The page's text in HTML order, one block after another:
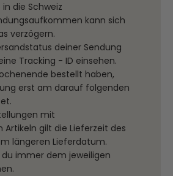
die Schweiz
kann sich
verzögern.
deiner Sendung
Tracking - ID einsehen.
bestellt haben,
erst am darauf folgenden
mit
gilt die Lieferzeit des
längeren Lieferdatum.
immer dem jeweiligen